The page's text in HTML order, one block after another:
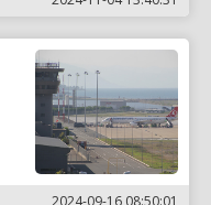
2024-09-16 08:50:01